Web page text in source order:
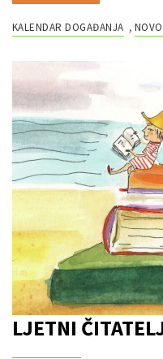
KALENDAR DOGAĐANJA ,
LJETNI